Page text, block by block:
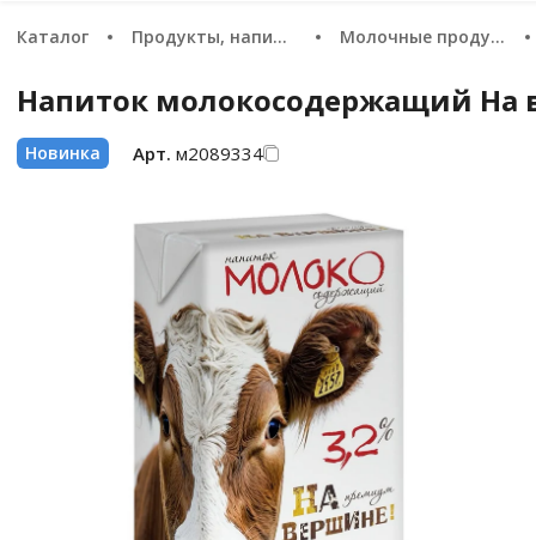
Каталог Продукты, напитки Молочные продукты, сыр, яйца
Напиток молокосодержащий На
Новинка Арт. м2089334